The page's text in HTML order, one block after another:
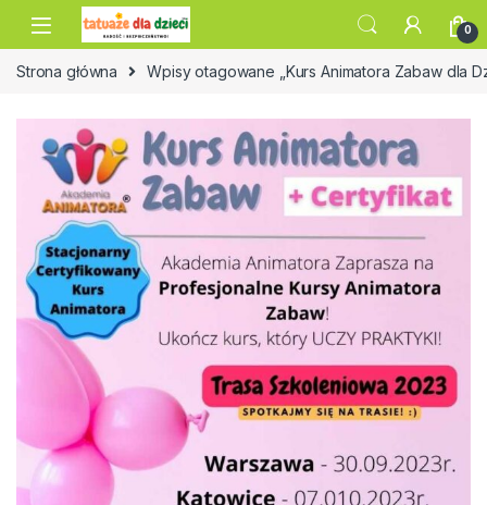
Skip to navigation
Skip to content
0
Strona główna Wpisy otagowane „Kurs Animatora Zabaw dla